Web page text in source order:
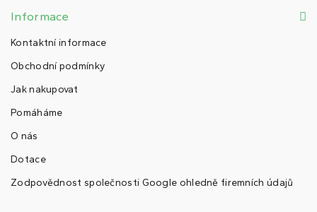
Informace
Kontaktní informace
Obchodní podmínky
Jak nakupovat
Pomáháme
O nás
Dotace
Zodpovědnost společnosti Google ohledně firemních údajů